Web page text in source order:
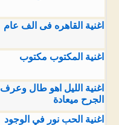
اغنية القاهره فى الف عام
اغنية المكتوب مكتوب
اغنية الليل اهو طال وعرف
الجرح ميعادة
اغنية الحب نور في الوجود